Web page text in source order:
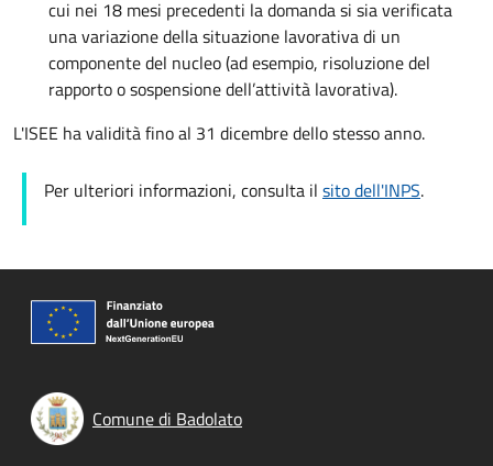
cui nei 18 mesi precedenti la domanda si sia verificata
una variazione della situazione lavorativa di un
componente del nucleo (ad esempio, risoluzione del
rapporto o sospensione dell’attività lavorativa).
L'ISEE ha validità fino al 31 dicembre dello stesso anno.
Per ulteriori informazioni, consulta il sito dell'INPS.
Comune di Badolato